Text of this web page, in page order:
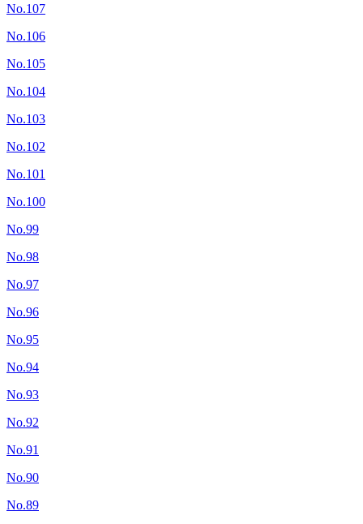
No.107
No.106
No.105
No.104
No.103
No.102
No.101
No.100
No.99
No.98
No.97
No.96
No.95
No.94
No.93
No.92
No.91
No.90
No.89